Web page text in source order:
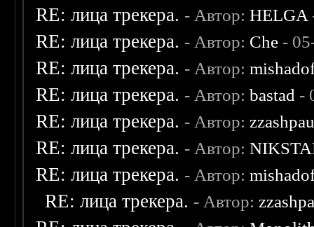
RE: лица трекера. - Автор:HELGA
RE: лица трекера. - Автор: Che -
RE: лица трекера. - Автор:
RE: лица трекера. - Автор:bastad -
RE: лица трекера. - Автор:
RE: лица трекера. - Автор:
RE: лица трекера. - Автор:
RE: лица трекера. - Автор: